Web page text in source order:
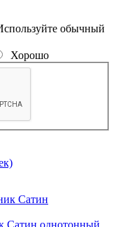
обычный
Хорошо
Сатин однотонный